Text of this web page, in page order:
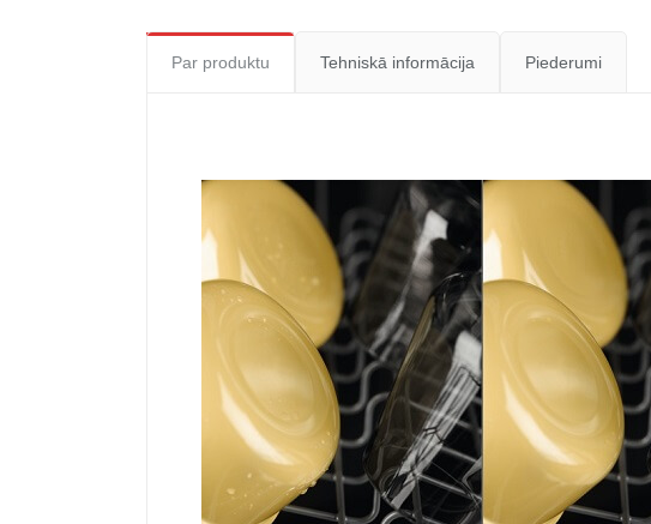
Par produktu Tehniskā informācija Piederumi